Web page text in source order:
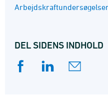
DEL SIDENS INDHOLD